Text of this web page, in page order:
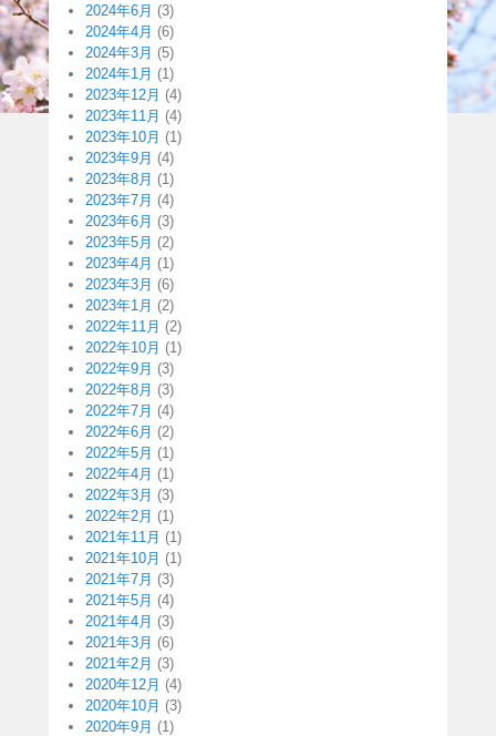
2024年6月 (3)
2024年4月 (6)
2024年3月 (5)
2024年1月 (1)
2023年12月 (4)
2023年11月 (4)
2023年10月 (1)
2023年9月 (4)
2023年8月 (1)
2023年7月 (4)
2023年6月 (3)
2023年5月 (2)
2023年4月 (1)
2023年3月 (6)
2023年1月 (2)
2022年11月 (2)
2022年10月 (1)
2022年9月 (3)
2022年8月 (3)
2022年7月 (4)
2022年6月 (2)
2022年5月 (1)
2022年4月 (1)
2022年3月 (3)
2022年2月 (1)
2021年11月 (1)
2021年10月 (1)
2021年7月 (3)
2021年5月 (4)
2021年4月 (3)
2021年3月 (6)
2021年2月 (3)
2020年12月 (4)
2020年10月 (3)
2020年9月 (1)